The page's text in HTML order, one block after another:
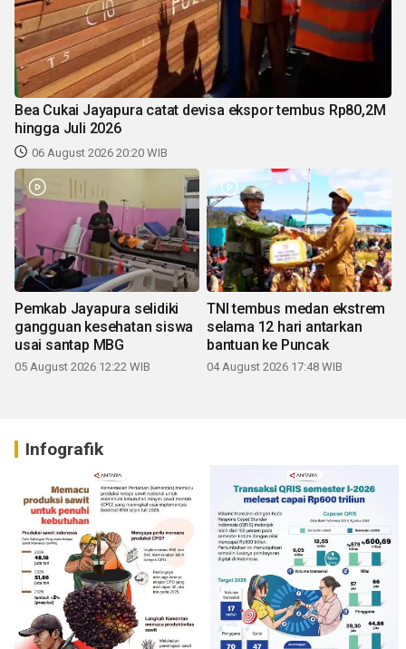
Bea Cukai Jayapura catat devisa ekspor tembus Rp80,2M
hingga Juli 2026
06 August 2026 20:20 WIB
Pemkab Jayapura selidiki
gangguan kesehatan siswa
usai santap MBG
05 August 2026 12:22 WIB
TNI tembus medan ekstrem
selama 12 hari antarkan
bantuan ke Puncak
04 August 2026 17:48 WIB
Infografik